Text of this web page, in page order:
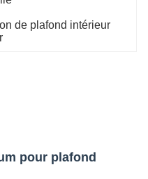
de plafond intérieur
pour plafond